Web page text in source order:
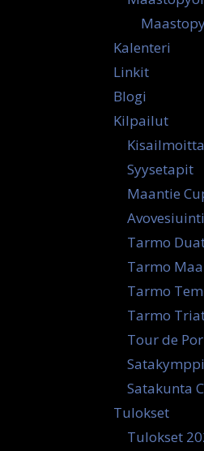
Kalenteri
Linkit
Blogi
Kilpailut
Syysetapit
Maantie
Avovesiuinti
Tarmo
Tarmo
Tarmo
Tarmo
Tour de
Satakunta
Tulokset
Tulokset